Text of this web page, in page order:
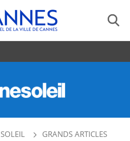
GRANDS ARTICLES